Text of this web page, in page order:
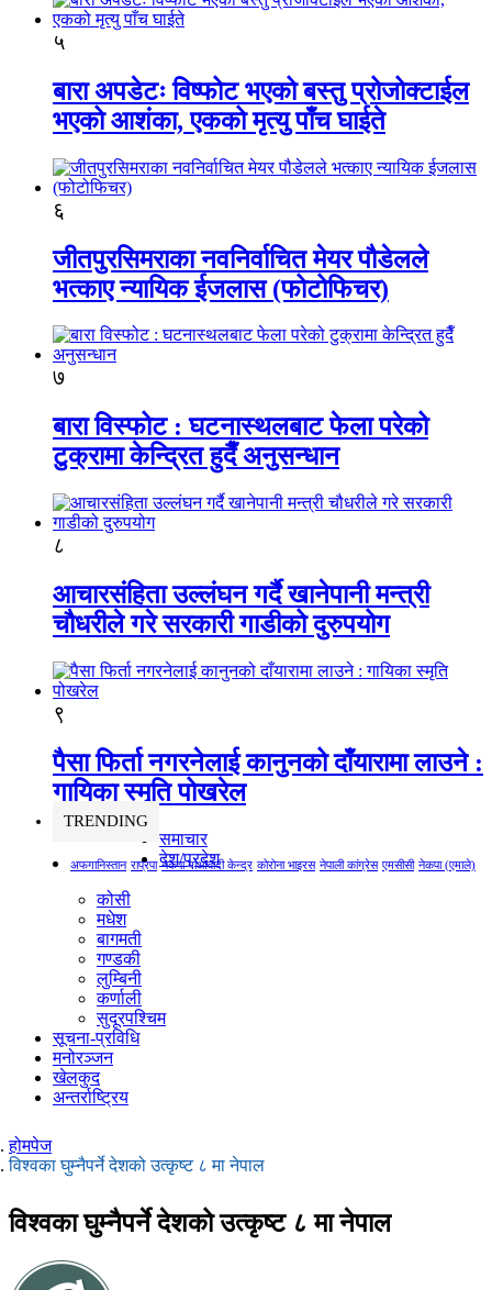
५
बारा अपडेटः विष्फोट भएको बस्तु प्रोजोक्टाईल
भएको आशंका, एकको मृत्यु पाँच घाईते
६
जीतपुरसिमराका नवनिर्वाचित मेयर पौडेलले
भत्काए न्यायिक ईजलास (फोटोफिचर)
७
बारा विस्फोट : घटनास्थलबाट फेला परेको
टुक्रामा केन्द्रित हुदैँ अनुसन्धान
८
आचारसंहिता उल्लंघन गर्दै खानेपानी मन्त्री
चौधरीले गरे सरकारी गाडीको दुरुपयोग
९
पैसा फिर्ता नगरनेलाई कानुनको दाँयारामा लाउने :
गायिका स्‍मृति पोखरेल
TRENDING
अफगानिस्तान राप्रपा नेकपा माओवादी केन्द्र कोरोना भाइरस नेपाली कांग्रेस एमसीसी नेकपा (एमाले)
समाचार
देश/प्रदेश
कोसी
मधेश
बागमती
गण्डकी
लुम्बिनी
कर्णाली
सुदूरपश्चिम
सूचना-प्रविधि
मनोरञ्जन
खेलकुद
अन्तर्राष्ट्रिय
होमपेज
विश्वका घुम्नैपर्ने देशको उत्कृष्ट ८ मा नेपाल
विश्वका घुम्नैपर्ने देशको उत्कृष्ट ८ मा नेपाल